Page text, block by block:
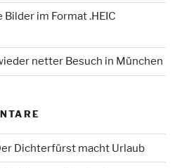
im Format .HEIC
netter Besuch in München
Dichterfürst macht Urlaub